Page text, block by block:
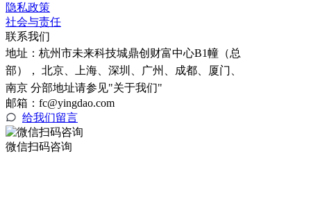
隐私政策
社会与责任
联系我们
地址： 杭州市未来科技城鼎创财富中心B1幢（总
部）， 北京、上海、深圳、广州、成都、厦门、
南京 分部地址请参见"关于我们"
邮箱：fc@yingdao.com
给我们留言
微信扫码咨询